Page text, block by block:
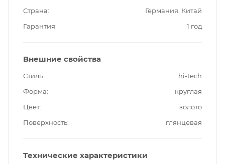
Страна
Германия, Китай
Гарантия
1 год
Внешние свойства
Стиль
hi-tech
Форма
круглая
Цвет
золото
Поверхность
глянцевая
Технические характеристики